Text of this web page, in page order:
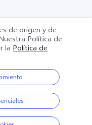
de origen y de
Política de
la Política de